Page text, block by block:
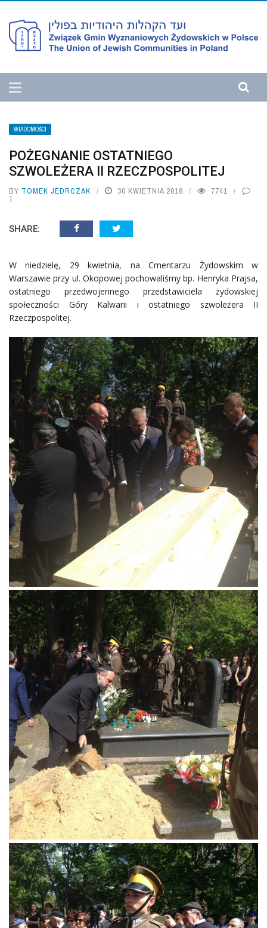
WIADOMOŚCI
POŻEGNANIE OSTATNIEGO
SZWOLEŻERA II RZECZPOSPOLITEJ
BY TOMEK JEDRCZAK 30 KWIETNIA 2018 7741
1
SHARE:
W niedzielę, 29 kwietnia, na Cmentarzu Żydowskim w
Warszawie przy ul. Okopowej pochowaliśmy bp. Henryka Prajsa,
ostatniego przedwojennego przedstawiciela żydowskiej
społeczności Góry Kalwarii i ostatniego szwoleżera II
Rzeczpospolitej.